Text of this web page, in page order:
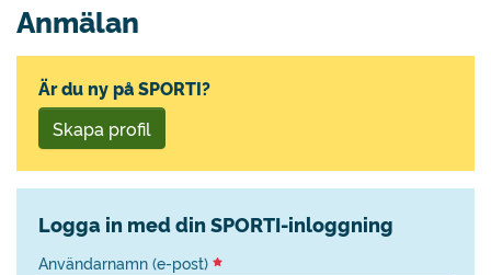
Anmälan
Är du ny på SPORTI?
Skapa profil
Logga in med din SPORTI-inloggning
Användarnamn (e-post)